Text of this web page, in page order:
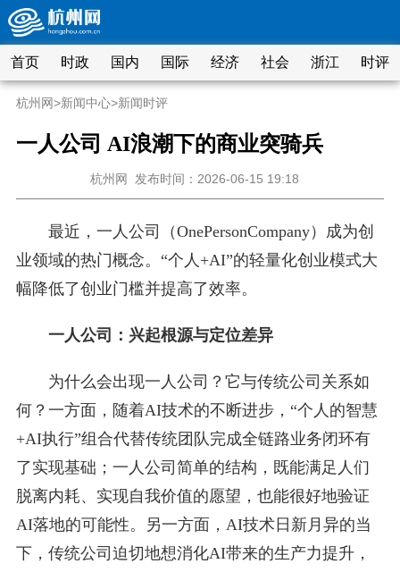
首页 时政 国内 国际 经济 社会 浙江 时评
杭州网>新闻中心>新闻时评
一人公司 AI浪潮下的商业突骑兵
杭州网 发布时间：2026-06-15 19:18
最近，一人公司（OnePersonCompany）成为创
业领域的热门概念。“个人+AI”的轻量化创业模式大
幅降低了创业门槛并提高了效率。
一人公司：兴起根源与定位差异
为什么会出现一人公司？它与传统公司关系如
何？一方面，随着AI技术的不断进步，“个人的智慧
+AI执行”组合代替传统团队完成全链路业务闭环有
了实现基础；一人公司简单的结构，既能满足人们
脱离内耗、实现自我价值的愿望，也能很好地验证
AI落地的可能性。另一方面，AI技术日新月异的当
下，传统公司迫切地想消化AI带来的生产力提升，